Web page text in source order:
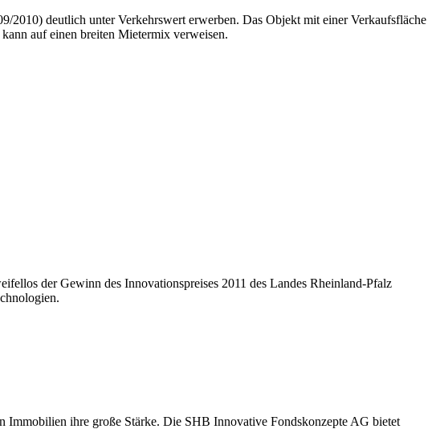
2010) deutlich unter Verkehrswert erwerben. Das Objekt mit einer Verkaufsfläche
auf einen breiten Mietermix verweisen.
der Gewinn des Innovationspreises 2011 des Landes Rheinland-Pfalz
ihre große Stärke. Die SHB Innovative Fondskonzepte AG bietet